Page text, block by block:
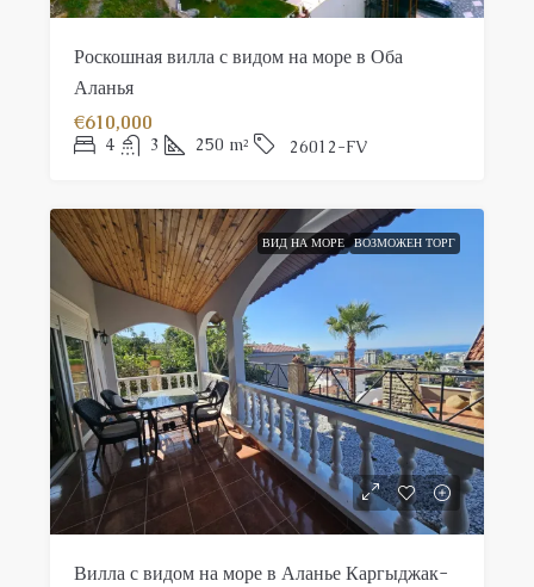
Роскошная вилла с видом на море в Оба
Аланья
€610,000
4 3 250 m² 26012-FV
ВИД НА МОРЕ ВОЗМОЖЕН ТОРГ
Вилла с видом на море в Аланье Каргыджак-